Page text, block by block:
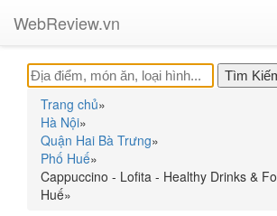
WebReview.vn
Trang chủ»
Hà Nội»
Quận Hai Bà Trưng»
Phố Huế»
Cappuccino - Lofita - Healthy Drinks &
Huế»